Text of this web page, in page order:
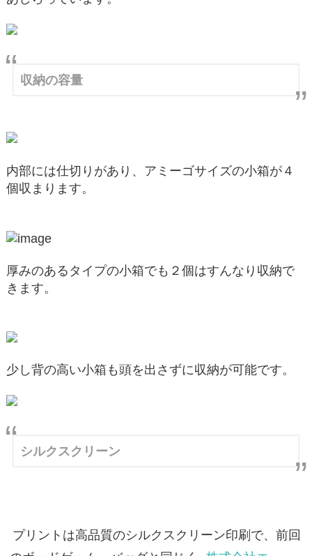
収納の容量
内部には仕切りがあり、アミーゴサイズの小箱が４
個収まります。
厚みのあるタイプの小箱でも２個はすんなり収納で
きます。
少し背の高い小箱も頭を出さずに収納が可能です。
シルクスクリーン
プリントは高品質のシルクスクリーン印刷で、前回